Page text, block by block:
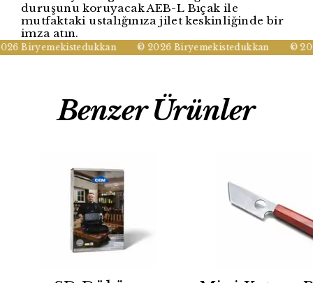
duruşunu koruyacak AEB-L Bıçak ile
mutfaktaki ustalığınıza jilet keskinliğinde bir
imza atın.
Biryemekistedukkan © 2026 Biryemekistedukkan ©
Benzer Ürünler